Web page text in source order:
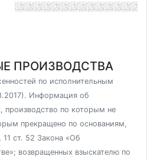
ПРОИЗВОДСТВА
по исполнительным
Информация об
производство по которым не
прекращено по основаниям,
ст. 52 Закона «Об
возвращенных взыскателю по